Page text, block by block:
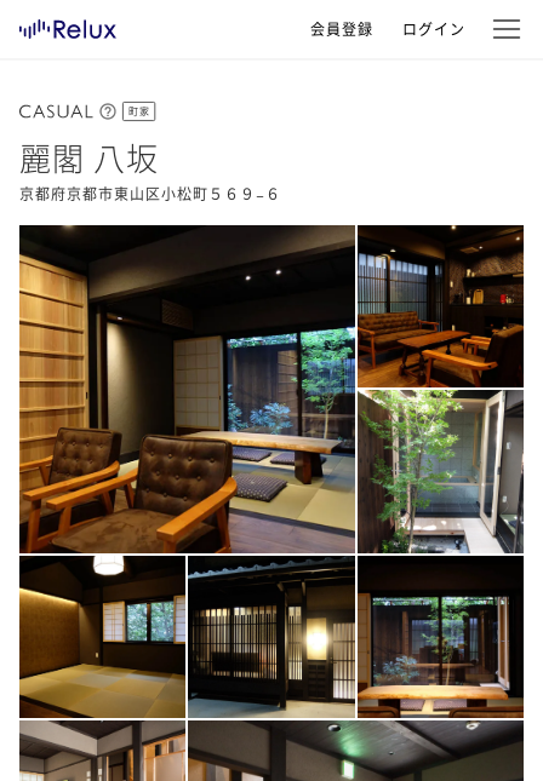
会員登録 ログイン
町家
麗閣 八坂
京都府京都市東山区小松町５６９−６